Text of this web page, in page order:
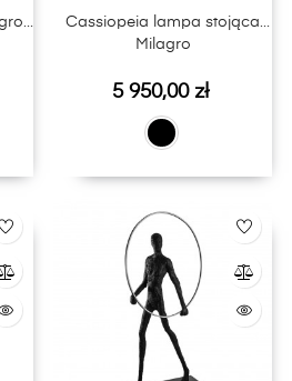
Cassiopeia lampa stojąca
Milagro
Cena
5 950,00 zł